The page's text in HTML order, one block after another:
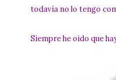
todavía no lo tengo
Siempre he oido que